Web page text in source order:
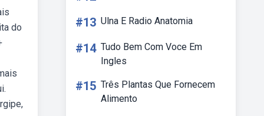
do
#13 Ulna E Radio Anatomia
#14 Tudo Bem Com Voce Em
Ingles
#15 Três Plantas Que Fornecem
Alimento